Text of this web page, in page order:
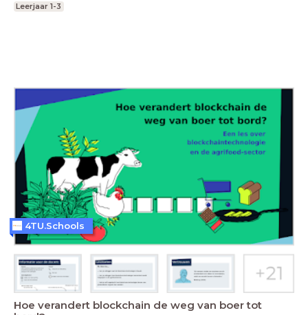
Leerjaar 1-3
Hoe verandert blockchain de weg van boer tot
4TU.Schools